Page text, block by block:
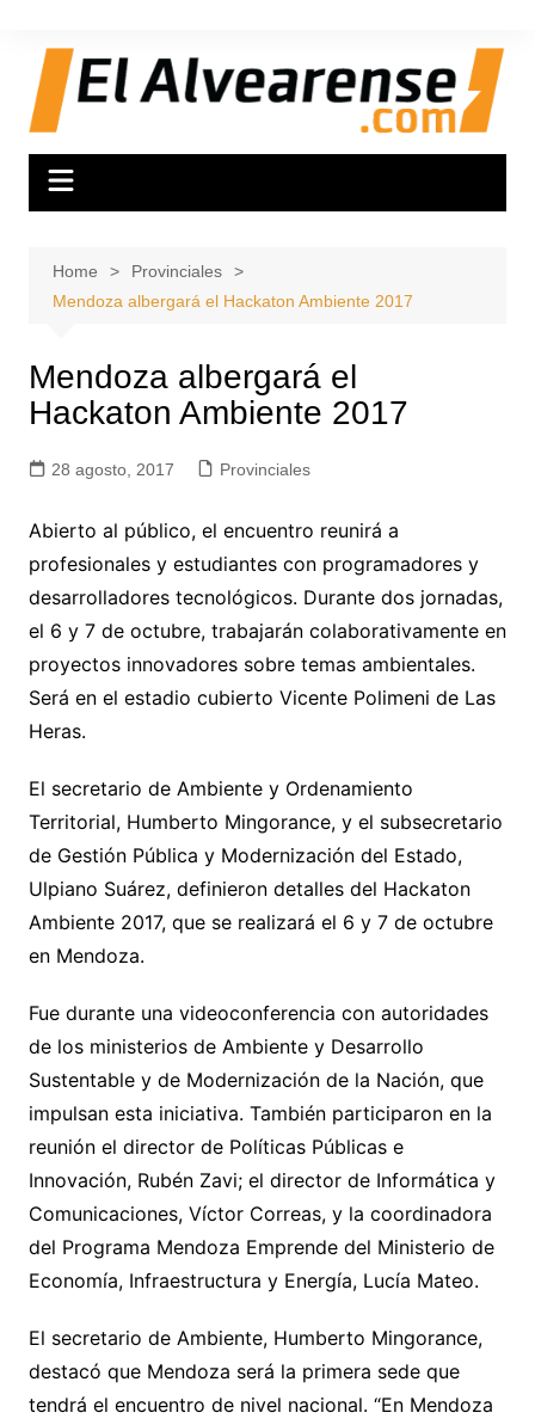
content
Home
Provinciales
Mendoza albergará el Hackaton Ambiente 2017
Mendoza albergará el
Hackaton Ambiente 2017
28 agosto, 2017 Provinciales
Abierto al público, el encuentro reunirá a
profesionales y estudiantes con programadores y
desarrolladores tecnológicos. Durante dos jornadas,
el 6 y 7 de octubre, trabajarán colaborativamente en
proyectos innovadores sobre temas ambientales.
Será en el estadio cubierto Vicente Polimeni de Las
Heras.
El secretario de Ambiente y Ordenamiento
Territorial, Humberto Mingorance, y el subsecretario
de Gestión Pública y Modernización del Estado,
Ulpiano Suárez, definieron detalles del Hackaton
Ambiente 2017, que se realizará el 6 y 7 de octubre
en Mendoza.
Fue durante una videoconferencia con autoridades
de los ministerios de Ambiente y Desarrollo
Sustentable y de Modernización de la Nación, que
impulsan esta iniciativa. También participaron en la
reunión el director de Políticas Públicas e
Innovación, Rubén Zavi; el director de Informática y
Comunicaciones, Víctor Correas, y la coordinadora
del Programa Mendoza Emprende del Ministerio de
Economía, Infraestructura y Energía, Lucía Mateo.
El secretario de Ambiente, Humberto Mingorance,
destacó que Mendoza será la primera sede que
tendrá el encuentro de nivel nacional. “En Mendoza